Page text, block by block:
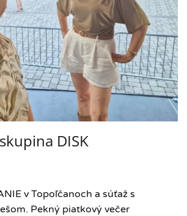
DISK
v Topoľčanoch a súťaž s
Pekný piatkový večer